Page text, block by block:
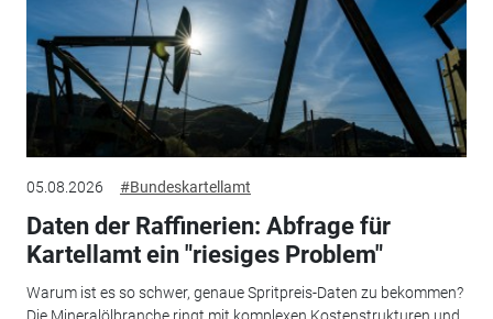
05.08.2026 #Bundeskartellamt
Daten der Raffinerien: Abfrage für
Kartellamt ein "riesiges Problem"
Warum ist es so schwer, genaue Spritpreis-Daten zu bekommen?